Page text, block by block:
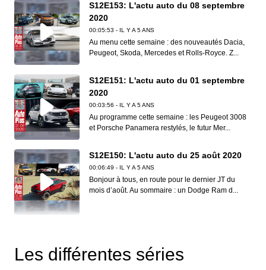
S12E153: L'actu auto du 08 septembre
2020
00:05:53 - IL Y A 5 ANS
Au menu cette semaine : des nouveautés Dacia,
Peugeot, Skoda, Mercedes et Rolls-Royce. Z...
S12E151: L'actu auto du 01 septembre
2020
00:03:56 - IL Y A 5 ANS
Au programme cette semaine : les Peugeot 3008
et Porsche Panamera restylés, le futur Mer...
S12E150: L'actu auto du 25 août 2020
00:06:49 - IL Y A 5 ANS
Bonjour à tous, en route pour le dernier JT du
mois d’août. Au sommaire : un Dodge Ram d...
Dans ce nouveau JT d’Auto Plus, on vous
Les différentes séries